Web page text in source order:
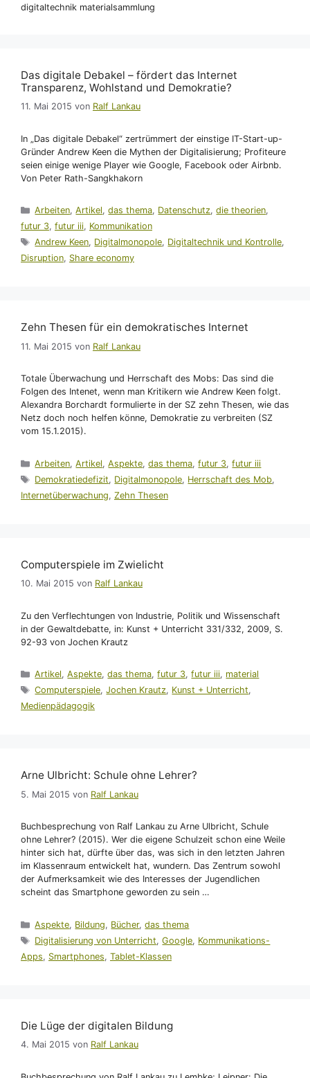
digitaltechnik materialsammlung
Das digitale Debakel – fördert das Internet
Transparenz, Wohlstand und Demokratie?
11. Mai 2015 von Ralf Lankau
In „Das digitale Debakel“ zertrümmert der einstige IT-Start-up-
Gründer Andrew Keen die Mythen der Digitalisierung; Profiteure
seien einige wenige Player wie Google, Facebook oder Airbnb.
Von Peter Rath-Sangkhakorn
Kategorien
Arbeiten,Artikel,das thema, Datenschutz,die theorien,
futur 3, futur iii, Kommunikation
Schlagwörter
Andrew Keen, Digitalmonopole, Digitaltechnik und Kontrolle,
Disruption, Share economy
Zehn Thesen für ein demokratisches Internet
11. Mai 2015 von Ralf Lankau
Totale Überwachung und Herrschaft des Mobs: Das sind die
Folgen des Intenet, wenn man Kritikern wie Andrew Keen folgt.
Alexandra Borchardt formulierte in der SZ zehn Thesen, wie das
Netz doch noch helfen könne, Demokratie zu verbreiten (SZ
vom 15.1.2015).
Kategorien
Arbeiten,Artikel,Aspekte,das thema,futur 3,futur iii
Schlagwörter
Demokratiedefizit, Digitalmonopole, Herrschaft des Mob,
Internetüberwachung, Zehn Thesen
Computerspiele im Zwielicht
10. Mai 2015 von Ralf Lankau
Zu den Verflechtungen von Industrie, Politik und Wissenschaft
in der Gewaltdebatte, in: Kunst + Unterricht 331/332, 2009, S.
92-93 von Jochen Krautz
Kategorien
Artikel,Aspekte,das thema,futur 3,futur iii, material
Schlagwörter
Computerspiele,Jochen Krautz, Kunst + Unterricht,
Medienpädagogik
Arne Ulbricht: Schule ohne Lehrer?
5. Mai 2015 von Ralf Lankau
Buchbesprechung von Ralf Lankau zu Arne Ulbricht, Schule
ohne Lehrer? (2015). Wer die eigene Schulzeit schon eine Weile
hinter sich hat, dürfte über das, was sich in den letzten Jahren
im Klassenraum entwickelt hat, wundern. Das Zentrum sowohl
der Aufmerksamkeit wie des Interesses der Jugendlichen
scheint das Smartphone geworden zu sein …
Kategorien
Aspekte, Bildung, Bücher,das thema
Schlagwörter
Digitalisierung von Unterricht,Google, Kommunikations-
Apps, Smartphones, Tablet-Klassen
Die Lüge der digitalen Bildung
4. Mai 2015 von Ralf Lankau